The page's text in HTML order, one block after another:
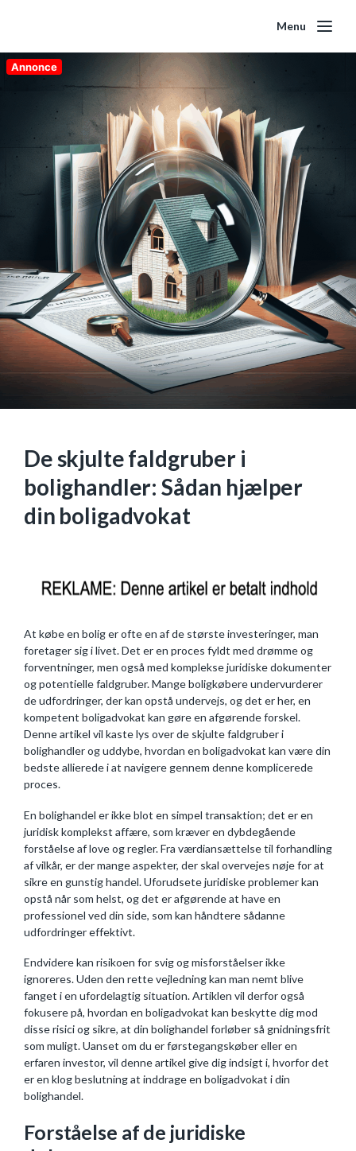
Menu
Annonce
De skjulte faldgruber i
bolighandler: Sådan hjælper
din boligadvokat
At købe en bolig er ofte en af de største investeringer, man
foretager sig i livet. Det er en proces fyldt med drømme og
forventninger, men også med komplekse juridiske dokumenter
og potentielle faldgruber. Mange boligkøbere undervurderer
de udfordringer, der kan opstå undervejs, og det er her, en
kompetent boligadvokat kan gøre en afgørende forskel.
Denne artikel vil kaste lys over de skjulte faldgruber i
bolighandler og uddybe, hvordan en boligadvokat kan være din
bedste allierede i at navigere gennem denne komplicerede
proces.
En bolighandel er ikke blot en simpel transaktion; det er en
juridisk komplekst affære, som kræver en dybdegående
forståelse af love og regler. Fra værdiansættelse til forhandling
af vilkår, er der mange aspekter, der skal overvejes nøje for at
sikre en gunstig handel. Uforudsete juridiske problemer kan
opstå når som helst, og det er afgørende at have en
professionel ved din side, som kan håndtere sådanne
udfordringer effektivt.
Endvidere kan risikoen for svig og misforståelser ikke
ignoreres. Uden den rette vejledning kan man nemt blive
fanget i en ufordelagtig situation. Artiklen vil derfor også
fokusere på, hvordan en boligadvokat kan beskytte dig mod
disse risici og sikre, at din bolighandel forløber så gnidningsfrit
som muligt. Uanset om du er førstegangskøber eller en
erfaren investor, vil denne artikel give dig indsigt i, hvorfor det
er en klog beslutning at inddrage en boligadvokat i din
bolighandel.
Forståelse af de juridiske